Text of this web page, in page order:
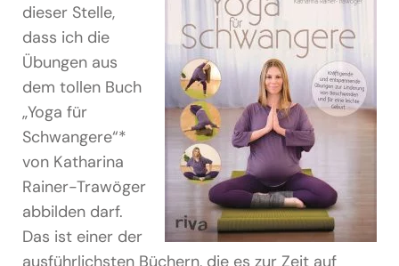
dieser Stelle,
dass ich die
Übungen aus
dem tollen Buch
„Yoga für
Schwangere“*
von Katharina
Rainer-Trawöger
abbilden darf.
Das ist einer der
ausführlichsten Büchern, die es zur Zeit auf